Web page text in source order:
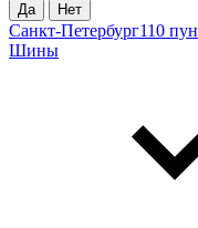
Да Нет
Санкт-Петербург110
Шины